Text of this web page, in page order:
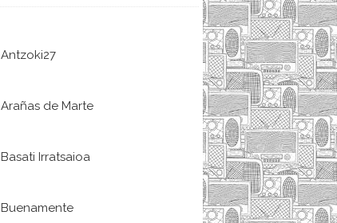
Antzoki27
Arañas de Marte
Basati Irratsaioa
Buenamente